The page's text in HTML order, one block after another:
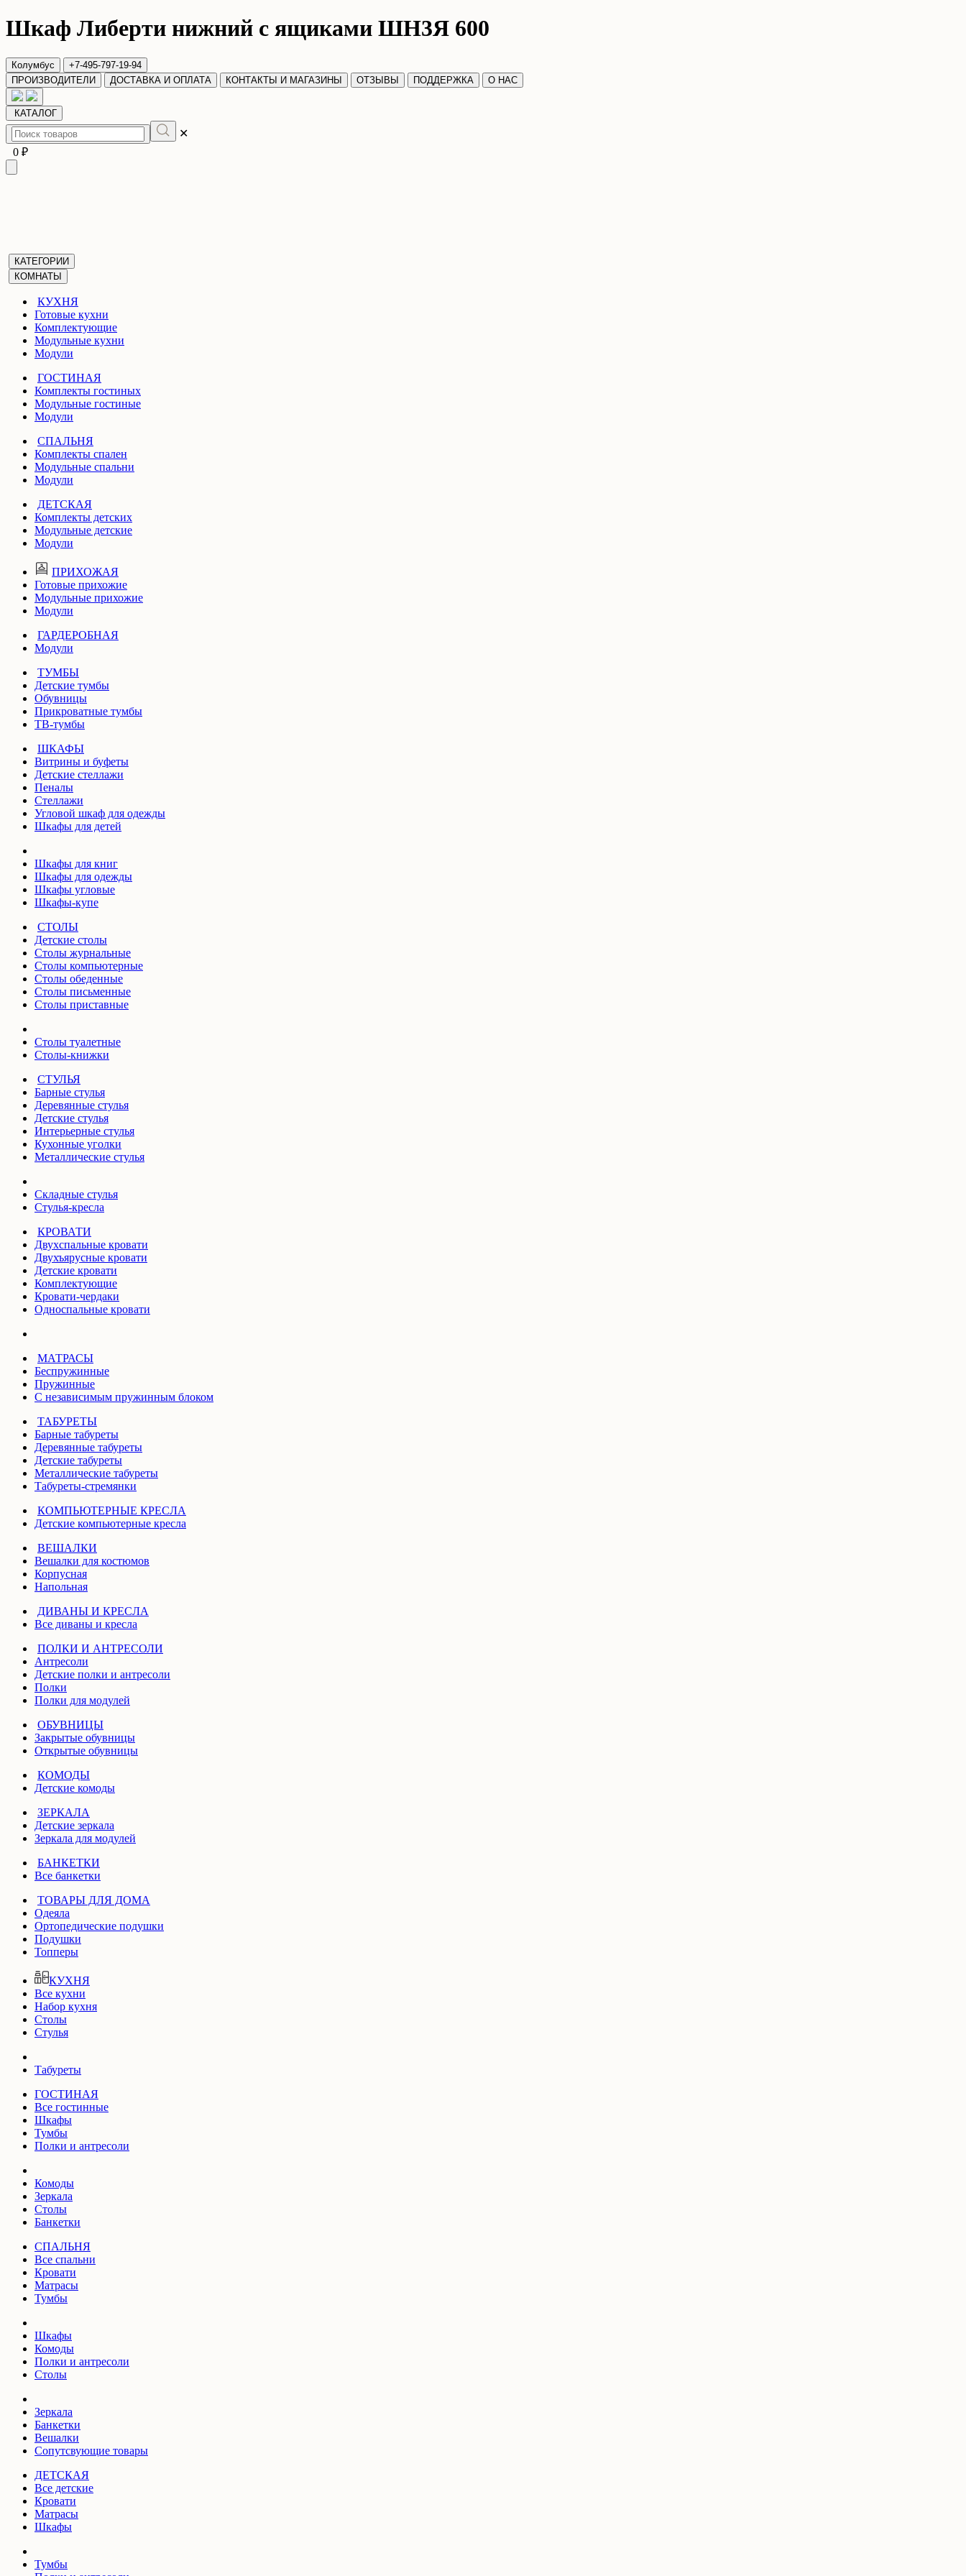
Шкаф Либерти нижний с ящиками ШН3Я 600
Колумбус
+7-495-797-19-94
ПРОИЗВОДИТЕЛИ
ДОСТАВКА И ОПЛАТА КОНТАКТЫ И МАГАЗИНЫ ОТЗЫВЫ ПОДДЕРЖКА О НАС
КАТАЛОГ
✕
0 ₽
КАТЕГОРИИ
КОМНАТЫ
КУХНЯ
Готовые кухни
Комплектующие
Модульные кухни
Модули
ГОСТИНАЯ
Комплекты гостиных
Модульные гостиные
Модули
СПАЛЬНЯ
Комплекты спален
Модульные спальни
Модули
ДЕТСКАЯ
Комплекты детских
Модульные детские
Модули
ПРИХОЖАЯ
Готовые прихожие
Модульные прихожие
Модули
ГАРДЕРОБНАЯ
Модули
ТУМБЫ
Детские тумбы
Обувницы
Прикроватные тумбы
ТВ-тумбы
ШКАФЫ
Витрины и буфеты
Детские стеллажи
Пеналы
Стеллажи
Угловой шкаф для одежды
Шкафы для детей
Шкафы для книг
Шкафы для одежды
Шкафы угловые
Шкафы-купе
СТОЛЫ
Детские столы
Столы журнальные
Столы компьютерные
Столы обеденные
Столы письменные
Столы приставные
Столы туалетные
Столы-книжки
СТУЛЬЯ
Барные стулья
Деревянные стулья
Детские стулья
Интерьерные стулья
Кухонные уголки
Металлические стулья
Складные стулья
Стулья-кресла
КРОВАТИ
Двухспальные кровати
Двухъярусные кровати
Детские кровати
Комплектующие
Кровати-чердаки
Односпальные кровати
МАТРАСЫ
Беспружинные
Пружинные
С независимым пружинным блоком
ТАБУРЕТЫ
Барные табуреты
Деревянные табуреты
Детские табуреты
Металлические табуреты
Табуреты-стремянки
КОМПЬЮТЕРНЫЕ КРЕСЛА
Детские компьютерные кресла
ВЕШАЛКИ
Вешалки для костюмов
Корпусная
Напольная
ДИВАНЫ И КРЕСЛА
Все диваны и кресла
ПОЛКИ И АНТРЕСОЛИ
Антресоли
Детские полки и антресоли
Полки
Полки для модулей
ОБУВНИЦЫ
Закрытые обувницы
Открытые обувницы
КОМОДЫ
Детские комоды
ЗЕРКАЛА
Детские зеркала
Зеркала для модулей
БАНКЕТКИ
Все банкетки
ТОВАРЫ ДЛЯ ДОМА
Одеяла
Ортопедические подушки
Подушки
Топперы
КУХНЯ
Все кухни
Набор кухня
Столы
Стулья
Табуреты
ГОСТИНАЯ
Все гостинные
Шкафы
Тумбы
Полки и антресоли
Комоды
Зеркала
Столы
Банкетки
СПАЛЬНЯ
Все спальни
Кровати
Матрасы
Тумбы
Шкафы
Комоды
Полки и антресоли
Столы
Зеркала
Банкетки
Вешалки
Сопутсвующие товары
ДЕТСКАЯ
Все детские
Кровати
Матрасы
Шкафы
Тумбы